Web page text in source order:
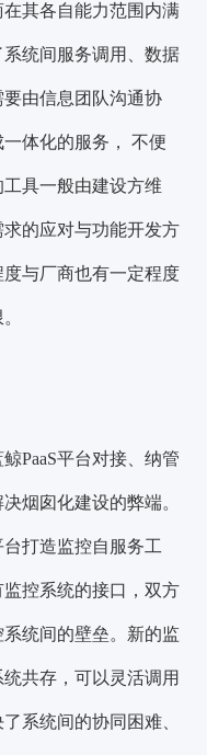
其各自能力范围内满
统间服务调用、数据
由信息团队沟通协
体化的服务， 不便
具一般由建设方维
的应对与功能开发方
与厂商也有一定程度
PaaS平台对接、纳管
烟囱化建设的弊端。
打造监控自服务工
控系统的接口，双方
统间的壁垒。新的监
共存，可以灵活调用
系统间的协同困难、